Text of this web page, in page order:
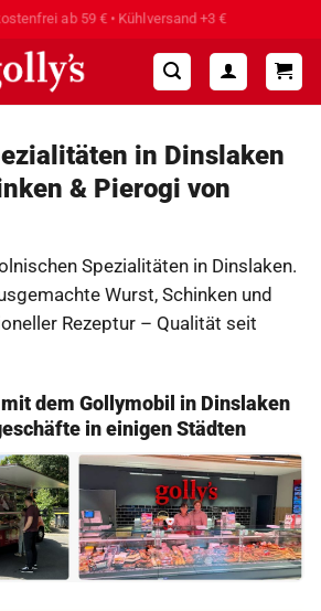
Kundenzufriedenheit ⭐⭐⭐⭐⭐
in Dinslaken
& Pierogi von
Spezialitäten in Dinslaken.
Wurst, Schinken und
Rezeptur – Qualität seit
mit dem Gollymobil in Dinslaken
in einigen Städten